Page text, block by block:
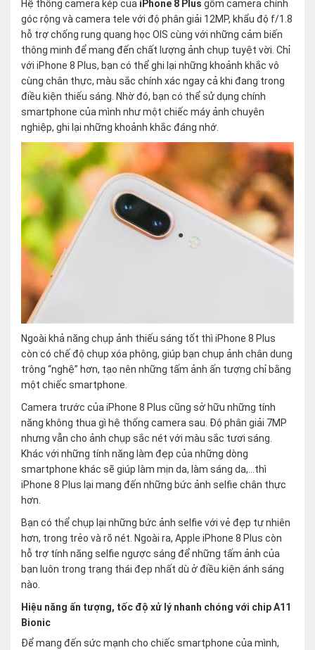
Hệ thống camera kép của iPhone 8 Plus gồm camera chính
góc rộng và camera tele với độ phân giải 12MP, khẩu độ f/1.8
hỗ trợ chống rung quang học OIS cùng với những cảm biến
thông minh để mang đến chất lượng ảnh chụp tuyệt vời. Chỉ
với iPhone 8 Plus, bạn có thể ghi lại những khoảnh khắc vô
cùng chân thực, màu sắc chính xác ngay cả khi đang trong
điều kiện thiếu sáng. Nhờ đó, bạn có thể sử dụng chính
smartphone của mình như một chiếc máy ảnh chuyên
nghiệp, ghi lại những khoảnh khắc đáng nhớ.
Ngoài khả năng chụp ảnh thiếu sáng tốt thì iPhone 8 Plus
còn có chế độ chụp xóa phông, giúp bạn chụp ảnh chân dung
trông “nghệ” hơn, tạo nên những tấm ảnh ấn tượng chỉ bằng
một chiếc smartphone.
Camera trước của iPhone 8 Plus cũng sở hữu những tính
năng không thua gì hệ thống camera sau. Độ phân giải 7MP
nhưng vẫn cho ảnh chụp sắc nét với màu sắc tươi sáng.
Khác với những tính năng làm đẹp của những dòng
smartphone khác sẽ giúp làm mịn da, làm sáng da,…thì
iPhone 8 Plus lại mang đến những bức ảnh selfie chân thực
hơn.
Bạn có thể chụp lại những bức ảnh selfie với vẻ đẹp tự nhiên
hơn, trong trẻo và rõ nét. Ngoài ra, Apple iPhone 8 Plus còn
hỗ trợ tính năng selfie ngược sáng để những tấm ảnh của
bạn luôn trong trạng thái đẹp nhất dù ở điều kiện ánh sáng
nào.
Hiệu năng ấn tượng, tốc độ xử lý nhanh chóng với chip A11
Bionic
Để mang đến sức mạnh cho chiếc smartphone của mình,